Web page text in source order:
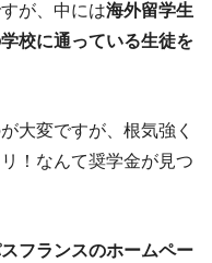
が、中には海外留学生
校に通っている生徒を
大変ですが、根気強く
！なんて奨学金が見つ
フランスのホームペー